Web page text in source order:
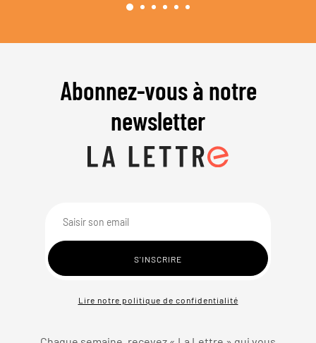
Abonnez-vous à notre
newsletter
Lire notre politique de confidentialité